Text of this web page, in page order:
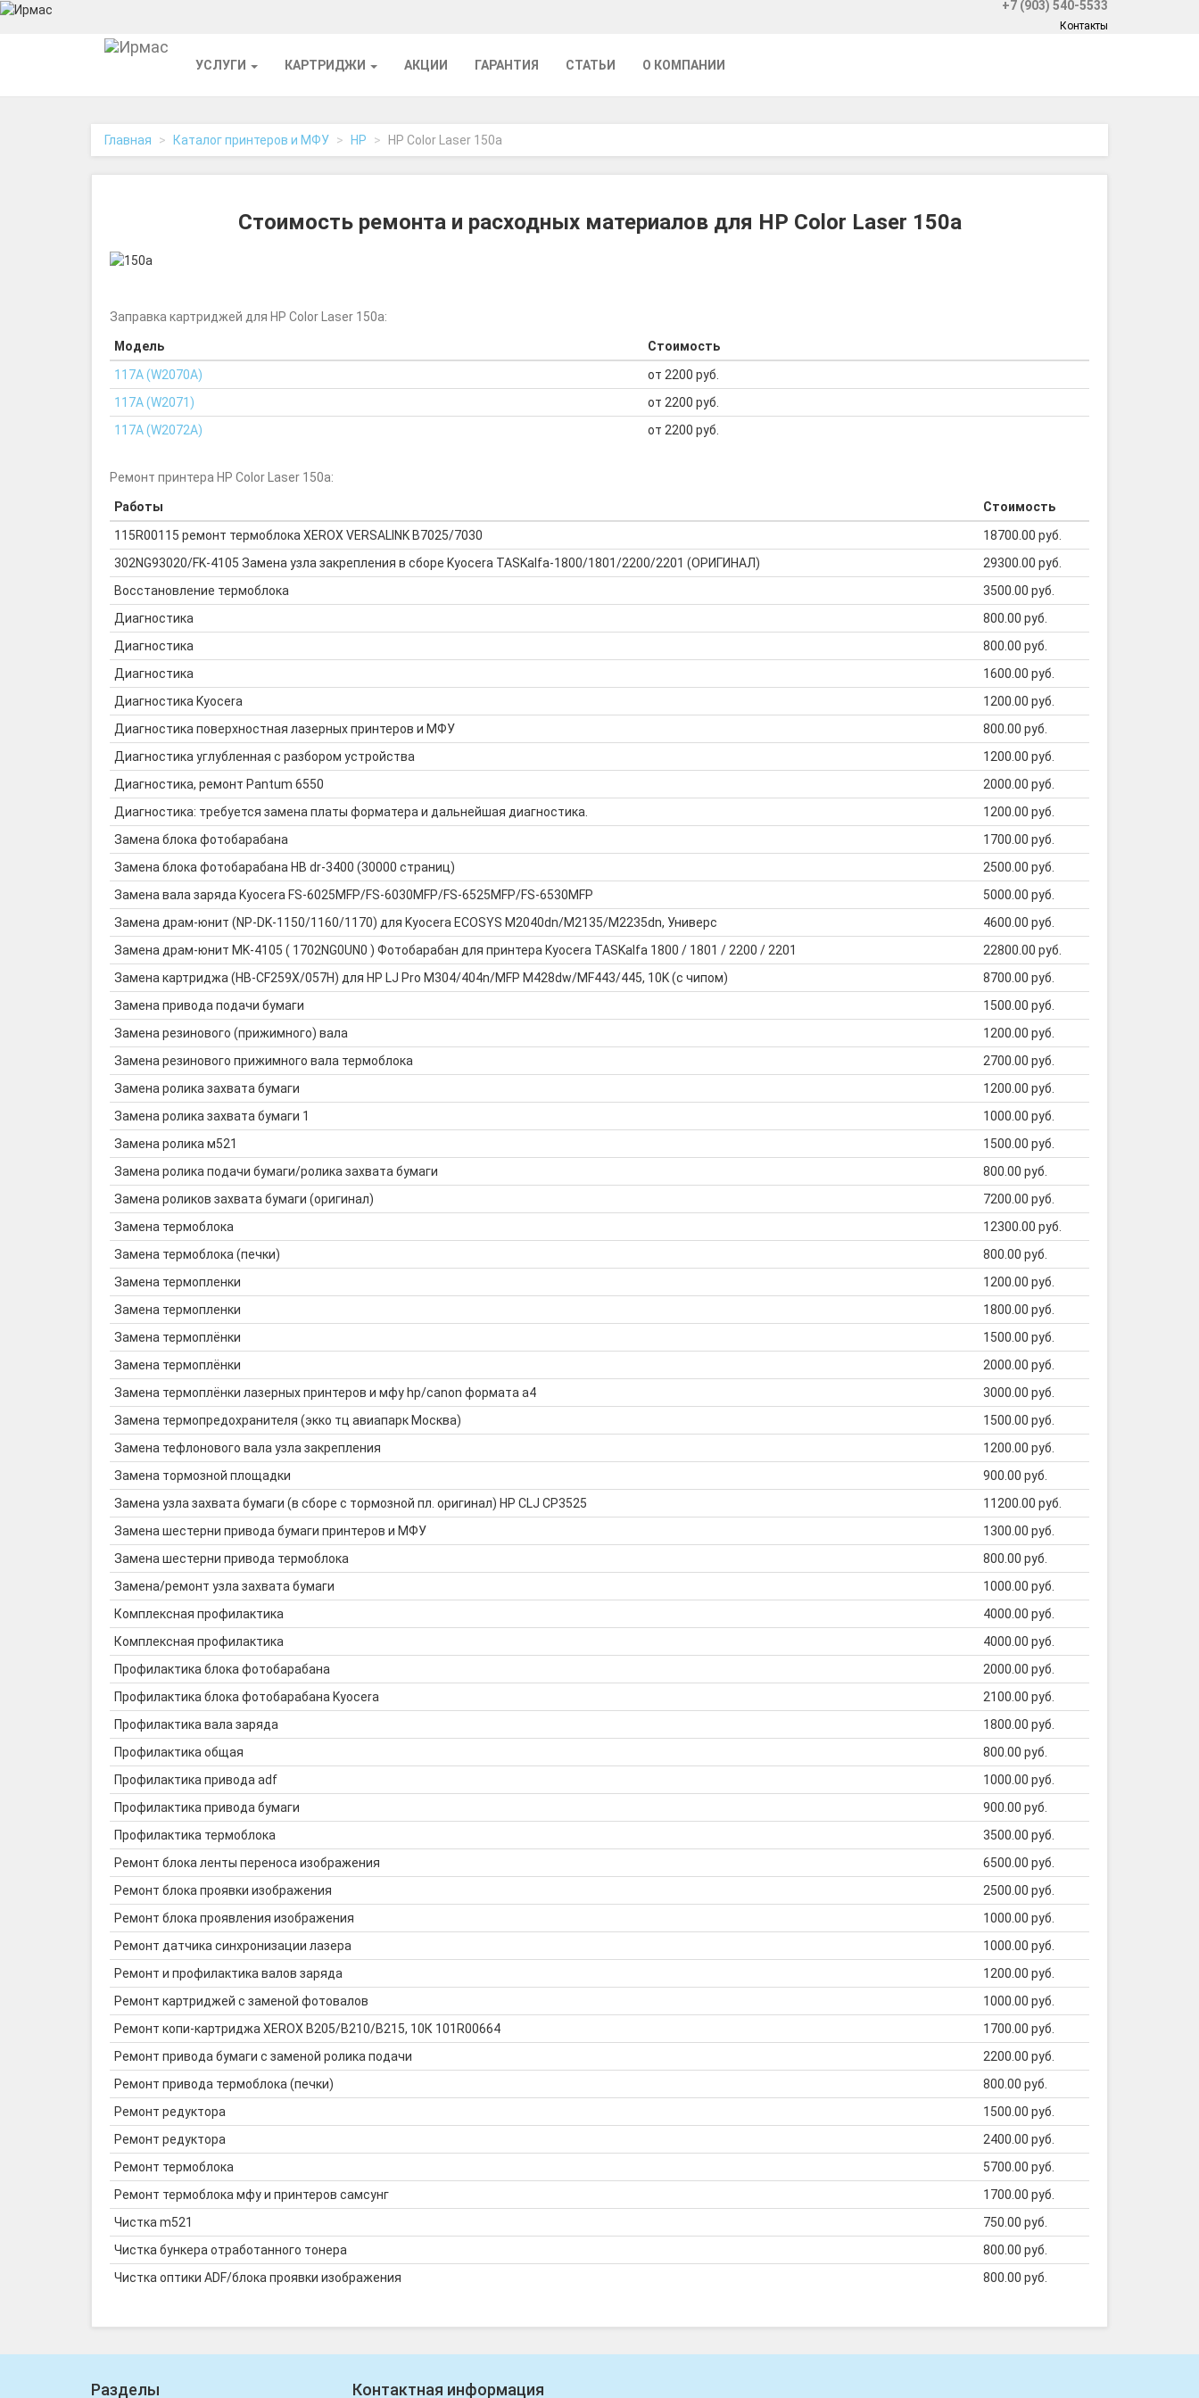
+7 (903) 540-5533
Контакты
УСЛУГИ КАРТРИДЖИ АКЦИИ ГАРАНТИЯ СТАТЬИ О КОМПАНИИ
Главная Каталог принтеров и МФУ HP HP Color Laser 150a
Стоимость ремонта и расходных материалов для HP Color Laser 150a
Заправка картриджей для HP Color Laser 150a:
Модель
Стоимость
117A (W2070A)
от 2200 руб.
117A (W2071)
от 2200 руб.
117A (W2072A)
от 2200 руб.
Ремонт принтера HP Color Laser 150a:
Работы
Стоимость
115R00115 ремонт термоблока XEROX VERSALINK B7025/7030
18700.00 руб.
302NG93020/FK-4105 Замена узла закрепления в сборе Kyocera TASKalfa-1800/1801/2200/2201 (ОРИГИНАЛ)
29300.00 руб.
Восстановление термоблока
3500.00 руб.
Диагностика
800.00 руб.
Диагностика
800.00 руб.
Диагностика
1600.00 руб.
Диагностика Kyocera
1200.00 руб.
Диагностика поверхностная лазерных принтеров и МФУ
800.00 руб.
Диагностика углубленная с разбором устройства
1200.00 руб.
Диагностика, ремонт Pantum 6550
2000.00 руб.
Диагностика: требуется замена платы форматера и дальнейшая диагностика.
1200.00 руб.
Замена блока фотобарабана
1700.00 руб.
Замена блока фотобарабана HB dr-3400 (30000 страниц)
2500.00 руб.
Замена вала заряда Kyocera FS-6025MFP/FS-6030MFP/FS-6525MFP/FS-6530MFP
5000.00 руб.
Замена драм-юнит (NP-DK-1150/1160/1170) для Kyocera ECOSYS M2040dn/M2135/M2235dn, Универс
4600.00 руб.
Замена драм-юнит MK-4105 ( 1702NG0UN0 ) Фотобарабан для принтера Kyocera TASKalfa 1800 / 1801 / 2200 / 2201
22800.00 руб.
Замена картриджа (HB-CF259X/057H) для HP LJ Pro M304/404n/MFP M428dw/MF443/445, 10K (с чипом)
8700.00 руб.
Замена привода подачи бумаги
1500.00 руб.
Замена резинового (прижимного) вала
1200.00 руб.
Замена резинового прижимного вала термоблока
2700.00 руб.
Замена ролика захвата бумаги
1200.00 руб.
Замена ролика захвата бумаги 1
1000.00 руб.
Замена ролика м521
1500.00 руб.
Замена ролика подачи бумаги/ролика захвата бумаги
800.00 руб.
Замена роликов захвата бумаги (оригинал)
7200.00 руб.
Замена термоблока
12300.00 руб.
Замена термоблока (печки)
800.00 руб.
Замена термопленки
1200.00 руб.
Замена термопленки
1800.00 руб.
Замена термоплёнки
1500.00 руб.
Замена термоплёнки
2000.00 руб.
Замена термоплёнки лазерных принтеров и мфу hp/canon формата а4
3000.00 руб.
Замена термопредохранителя (экко тц авиапарк Москва)
1500.00 руб.
Замена тефлонового вала узла закрепления
1200.00 руб.
Замена тормозной площадки
900.00 руб.
Замена узла захвата бумаги (в сборе с тормозной пл. оригинал) HP CLJ CP3525
11200.00 руб.
Замена шестерни привода бумаги принтеров и МФУ
1300.00 руб.
Замена шестерни привода термоблока
800.00 руб.
Замена/ремонт узла захвата бумаги
1000.00 руб.
Комплексная профилактика
4000.00 руб.
Комплексная профилактика
4000.00 руб.
Профилактика блока фотобарабана
2000.00 руб.
Профилактика блока фотобарабана Kyocera
2100.00 руб.
Профилактика вала заряда
1800.00 руб.
Профилактика общая
800.00 руб.
Профилактика привода adf
1000.00 руб.
Профилактика привода бумаги
900.00 руб.
Профилактика термоблока
3500.00 руб.
Ремонт блока ленты переноса изображения
6500.00 руб.
Ремонт блока проявки изображения
2500.00 руб.
Ремонт блока проявления изображения
1000.00 руб.
Ремонт датчика синхронизации лазера
1000.00 руб.
Ремонт и профилактика валов заряда
1200.00 руб.
Ремонт картриджей с заменой фотовалов
1000.00 руб.
Ремонт копи-картриджа XEROX B205/B210/B215, 10К 101R00664
1700.00 руб.
Ремонт привода бумаги с заменой ролика подачи
2200.00 руб.
Ремонт привода термоблока (печки)
800.00 руб.
Ремонт редуктора
1500.00 руб.
Ремонт редуктора
2400.00 руб.
Ремонт термоблока
5700.00 руб.
Ремонт термоблока мфу и принтеров самсунг
1700.00 руб.
Чистка m521
750.00 руб.
Чистка бункера отработанного тонера
800.00 руб.
Чистка оптики ADF/блока проявки изображения
800.00 руб.
Разделы Контактная информация